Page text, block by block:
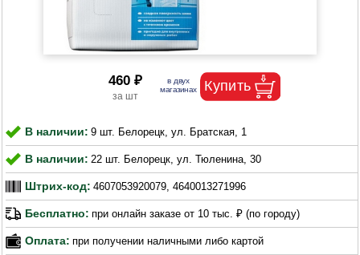
460 ₽
В наличии: 9 шт. Белорецк, ул. Братская, 1
В наличии: 22 шт. Белорецк, ул. Тюленина, 30
Штрих-код: 4607053920079, 4640013271996
Бесплатно: при онлайн заказе от 10 тыс. ₽ (по городу)
Оплата: при получении наличными либо картой